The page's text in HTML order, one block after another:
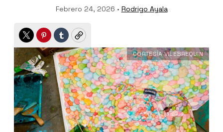
Febrero 24, 2026 • Rodrigo Ayala
TwitterPinterest
TumblrCopy
CORTESÍA VILEBREQUIN